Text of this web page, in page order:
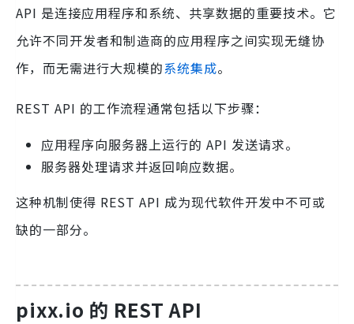
API 是连接应用程序和系统、共享数据的重要技术。它
允许不同开发者和制造商的应用程序之间实现无缝协
作，而无需进行大规模的系统集成。
REST API 的工作流程通常包括以下步骤：
应用程序向服务器上运行的 API 发送请求。
服务器处理请求并返回响应数据。
这种机制使得 REST API 成为现代软件开发中不可或
缺的一部分。
pixx.io 的 REST API